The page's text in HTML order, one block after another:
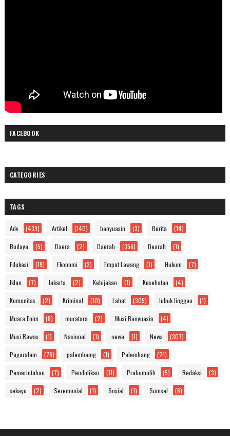
FACEBOOK
CATEGORIES
TAGS
Adv (439) Artikel (140) banyuasin (3) Berita (14)
Budaya (5) Daera (2) Daerah (356) Dearah (1)
Edukasi (19) Ekonomi (3) Empat Lawang (1) Hukum (7)
Iklan (7) Jakarta (2) Kebijakan (1) Kesehatan (4)
Komunitas (2) Kriminal (10) Lahat (305) lubuk linggau (1)
Muara Enim (8) muratara (2) Musi Banyuasin (4)
Musi Rawas (1) Nasional (1) newa (1) News (307)
Pagaralam (76) palembamg (1) Palembang (21)
Pemerintahan (7) Pendidikan (11) Prabumulih (5) Redaksi (3)
sekayu (2) Seremonial (1) Sosial (1) Sumsel (6)